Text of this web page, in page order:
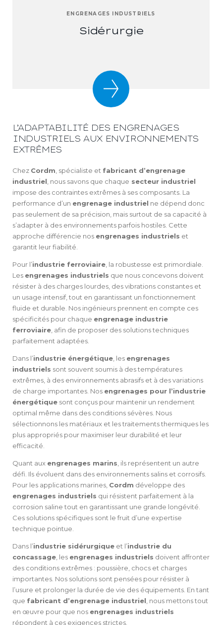
ENGRENAGES INDUSTRIELS
Sidérurgie
L’ADAPTABILITÉ DES ENGRENAGES
INDUSTRIELS AUX ENVIRONNEMENTS
EXTRÊMES
Chez Cordm , spécialiste et fabricant d’engrenage
industriel , nous savons que chaque secteur industriel
impose des contraintes extrêmes à ses composants. La
performance d’un engrenage industriel ne dépend donc
pas seulement de sa précision, mais surtout de sa capacité à
s’adapter à des environnements parfois hostiles. Cette
approche différencie nos engrenages industriels et
garantit leur fiabilité.
Pour l’industrie ferroviaire , la robustesse est primordiale.
Les engrenages industriels que nous concevons doivent
résister à des charges lourdes, des vibrations constantes et
un usage intensif, tout en garantissant un fonctionnement
fluide et durable. Nos ingénieurs prennent en compte ces
spécificités pour chaque engrenage industrie
ferroviaire , afin de proposer des solutions techniques
parfaitement adaptées.
Dans l’industrie énergétique , les engrenages
industriels sont souvent soumis à des températures
extrêmes, à des environnements abrasifs et à des variations
de charge importantes. Nos engrenages pour l’industrie
énergétique sont conçus pour maintenir un rendement
optimal même dans des conditions sévères. Nous
sélectionnons les matériaux et les traitements thermiques les
plus appropriés pour maximiser leur durabilité et leur
efficacité.
Quant aux engrenages marins , ils représentent un autre
défi. Ils évoluent dans des environnements salins et corrosifs.
Pour les applications marines, Cordm développe des
engrenages industriels qui résistent parfaitement à la
corrosion saline tout en garantissant une grande longévité.
Ces solutions spécifiques sont le fruit d’une expertise
technique pointue.
Dans l’industrie sidérurgique et l’industrie du
concassage , les engrenages industriels doivent affronter
des conditions extrêmes : poussière, chocs et charges
importantes. Nos solutions sont pensées pour résister à
l’usure et prolonger la durée de vie des équipements. En tant
que fabricant d’engrenage industriel , nous mettons tout
en œuvre pour que nos engrenages industriels
répondent à ces exigences strictes.